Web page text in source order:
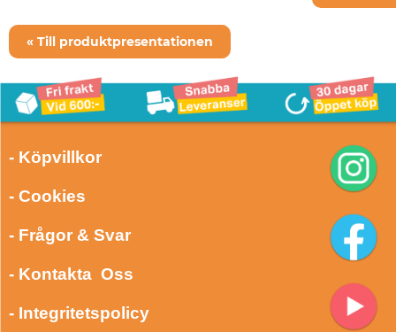
« Till produktpresentationen
- Köpvillkor
- Cookies
- Frågor & Svar
- Kontakta Oss
- Integritetspolicy